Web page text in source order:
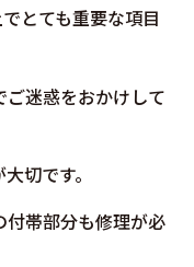
とても重要な項目
迷惑をおかけして
切です。
付帯部分も修理が必